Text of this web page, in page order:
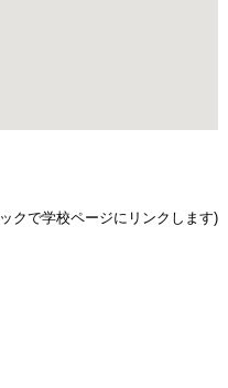
クで学校ページにリンクします)